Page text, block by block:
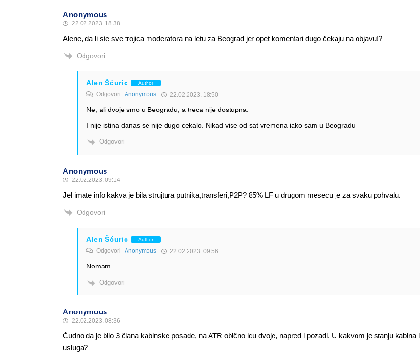
Anonymous
22.02.2023. 18:38
Alene, da li ste sve trojica moderatora na letu za Beograd jer opet komentari dugo čekaju na objavu!?
Odgovori
Alen Šćuric Author
Odgovori Anonymous 22.02.2023. 18:50
Ne, ali dvoje smo u Beogradu, a treca nije dostupna.
I nije istina danas se nije dugo cekalo. Nikad vise od sat vremena iako sam u Beogradu
Odgovori
Anonymous
22.02.2023. 09:14
Jel imate info kakva je bila strujtura putnika,transferi,P2P? 85% LF u drugom mesecu je za svaku pohvalu.
Odgovori
Alen Šćuric Author
Odgovori Anonymous 22.02.2023. 09:56
Nemam
Odgovori
Anonymous
22.02.2023. 08:36
Čudno da je bilo 3 člana kabinske posade, na ATR obično idu dvoje, napred i pozadi. U kakvom je stanju kabina i
usluga?